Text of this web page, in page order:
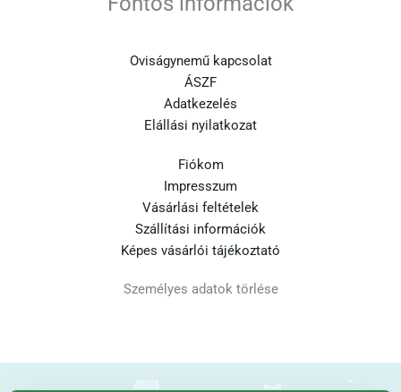
Oviságynemű kapcsolat
ÁSZF
Adatkezelés
Elállási nyilatkozat
Fiókom
Impresszum
Vásárlási feltételek
Szállítási információk
Képes vásárlói tájékoztató
Személyes adatok törlése